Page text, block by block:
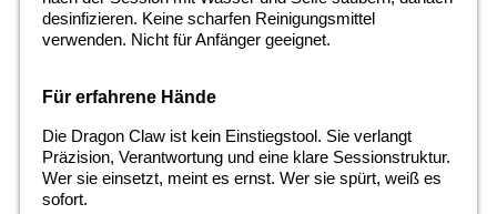
desinfizieren. Keine scharfen Reinigungsmittel
verwenden. Nicht für Anfänger geeignet.
Für erfahrene Hände
Die Dragon Claw ist kein Einstiegstool. Sie verlangt
Präzision, Verantwortung und eine klare Sessionstruktur.
Wer sie einsetzt, meint es ernst. Wer sie spürt, weiß es
sofort.